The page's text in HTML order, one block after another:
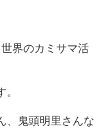
界のカミサマ活
、鬼頭明里さんな